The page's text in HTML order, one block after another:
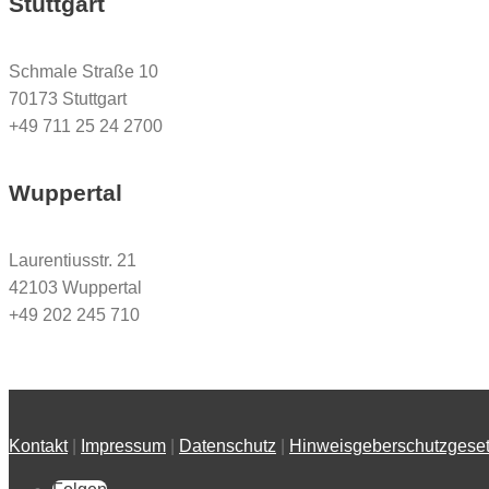
Schmale Straße 10
70173 Stuttgart
+49 711 25 24 2700
Wuppertal
Laurentiusstr. 21
42103 Wuppertal
+49 202 245 710
Kontakt| Impressum Datenschutz